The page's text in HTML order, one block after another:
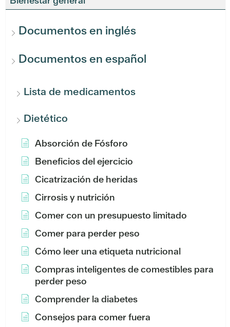
Documentos en inglés
Documentos en español
Lista de medicamentos
Dietético
Absorción de Fósforo
Beneficios del ejercicio
Cicatrización de heridas
Cirrosis y nutrición
Comer con un presupuesto limitado
Comer para perder peso
Cómo leer una etiqueta nutricional
Compras inteligentes de comestibles para
perder peso
Comprender la diabetes
Consejos para comer fuera